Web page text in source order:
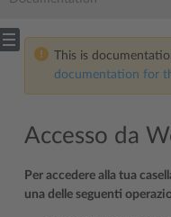
This is
documentation for
Accesso da
Per accedere alla tua
una delle seguenti